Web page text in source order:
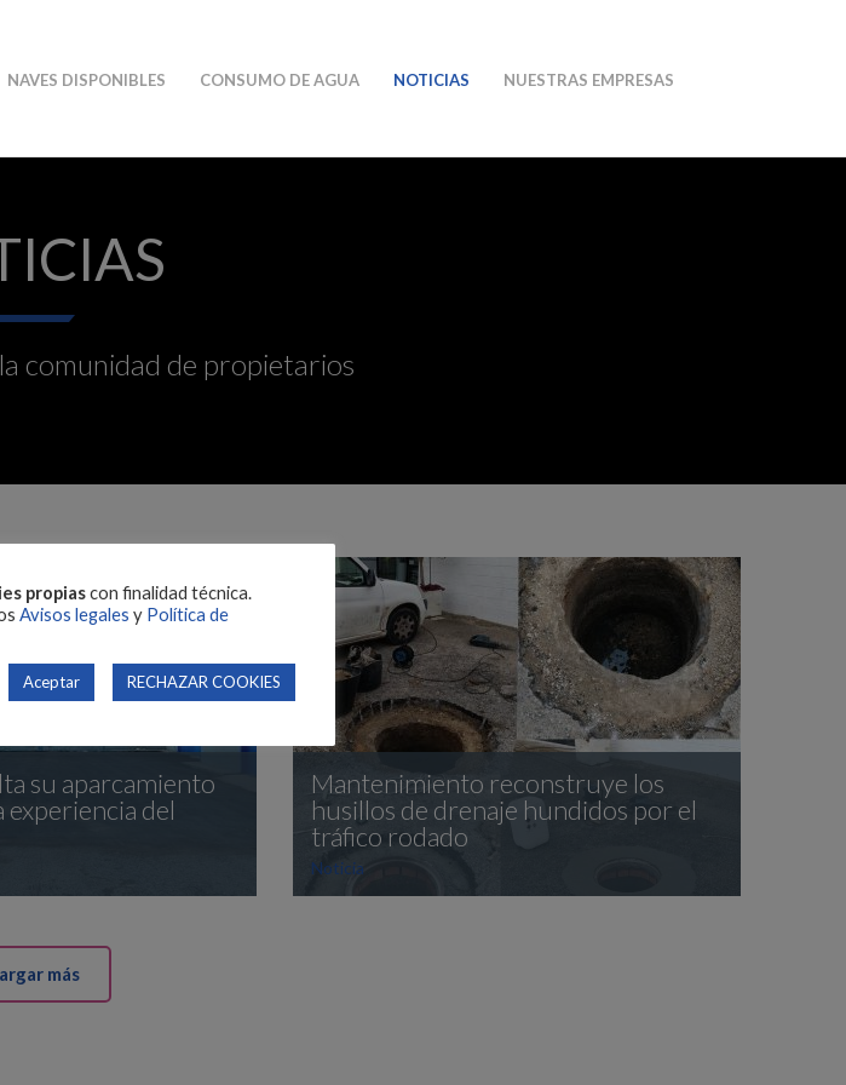
comunidad de propietarios
NAVES DISPONIBLES CONSUMO DE AGUA NOTICIAS
NUESTRAS EMPRESAS
su aparcamiento
experiencia del
Mantenimiento reconstruye los
husillos de drenaje hundidos por el
tráfico rodado
Noticia
más
propiascon finalidad técnica.
Avisos legales y Política de
Aceptar RECHAZAR COOKIES